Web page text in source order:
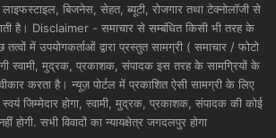
बिजनेस, सेहत, ब्यूटी, रोजगार तथा टेक्नोलॉजी से
है। Disclaimer - समाचार से सम्बंधित किसी भी तरह के
में उपयोगकर्ताओं द्वारा प्रस्तुत सामग्री ( समाचार / फोटो
स्वामी, मुद्रक, प्रकाशक, संपादक इस तरह के सामग्रियों के
करता है। न्यूज़ पोर्टल में प्रकाशित ऐसी सामग्री के लिए
जिम्मेदार होगा, स्वामी, मुद्रक, प्रकाशक, संपादक की कोई
होगी. सभी विवादों का न्यायक्षेत्र जगदलपुर होगा